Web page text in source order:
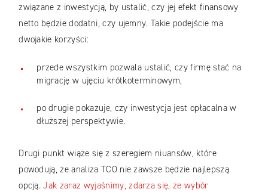
związane z inwestycją, by ustalić, czy jej efekt finansowy
netto będzie dodatni, czy ujemny. Takie podejście ma
dwojakie korzyści:
przede wszystkim pozwala ustalić, czy firmę stać na
migrację w ujęciu krótkoterminowym,
po drugie pokazuje, czy inwestycja jest opłacalna w
dłuższej perspektywie.
Drugi punkt wiąże się z szeregiem niuansów, które
powodują, że analiza TCO nie zawsze będzie najlepszą
opcją.Jak zaraz wyjaśnimy, zdarza się, że wybór